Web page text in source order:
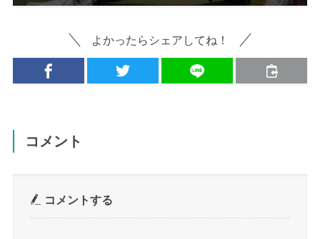
よかったらシェアしてね！
コメント
コメントする